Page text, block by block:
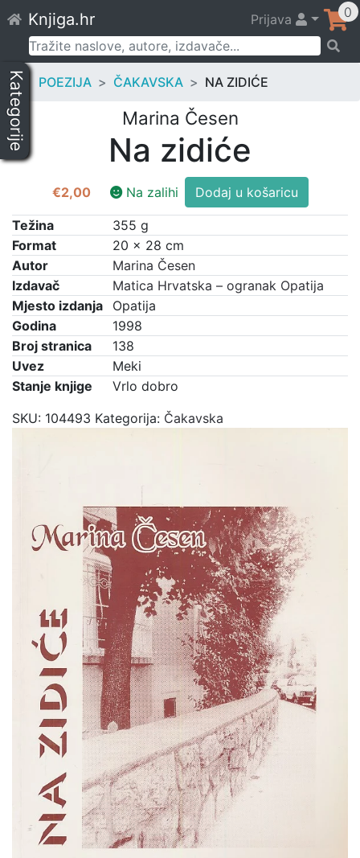
to
content
Knjiga.hr Prijava 0
Pretraži:
Kategorije POEZIJA ČAKAVSKA NA ZIDIĆE
Marina Česen
Na zidiće
€2,00 Na zalihi
Na
zidiće
Dodaj u košaricu
Težina
355 g
Format
20 × 28 cm
Autor
Marina Česen
Izdavač
Matica Hrvatska – ogranak Opatija
Mjesto izdanja
Opatija
Godina
1998
Broj stranica
138
Uvez
Meki
Stanje knjige
Vrlo dobro
SKU: 104493 Kategorija: Čakavska